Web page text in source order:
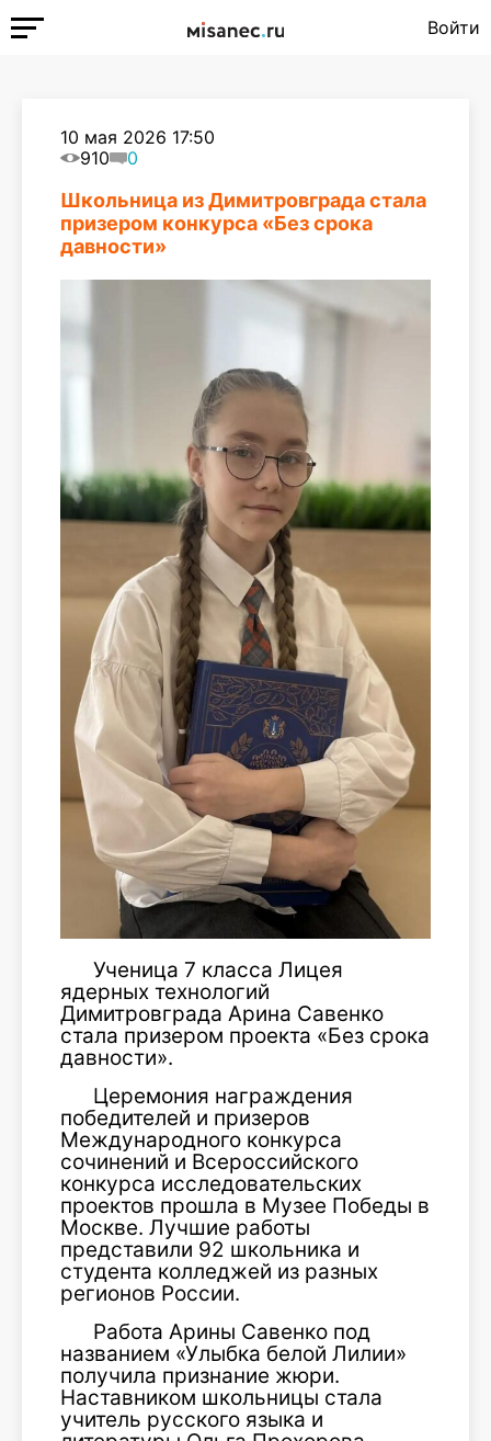
Войти
10 мая 2026 17:50
910
0
Школьница из Димитровграда стала
призером конкурса «Без срока
давности»
Ученица 7 класса Лицея
ядерных технологий
Димитровграда Арина Савенко
стала призером проекта «Без срока
давности».
Церемония награждения
победителей и призеров
Международного конкурса
сочинений и Всероссийского
конкурса исследовательских
проектов прошла в Музее Победы в
Москве. Лучшие работы
представили 92 школьника и
студента колледжей из разных
регионов России.
Работа Арины Савенко под
названием «Улыбка белой Лилии»
получила признание жюри.
Наставником школьницы стала
учитель русского языка и